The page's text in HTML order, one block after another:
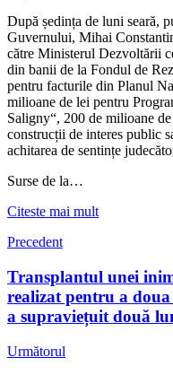
După ședința de luni seară,
Guvernului, Mihai
către Ministerul Dezvoltării
din banii de la Fondul de
pentru facturile din Planul
milioane de lei pentru
Saligny“, 200 de milioane
construcții de interes public
achitarea de sentințe
Surse de la…
Citeste mai mult
Precedent
Transplantul unei
realizat pentru a
a supraviețuit două
Următorul